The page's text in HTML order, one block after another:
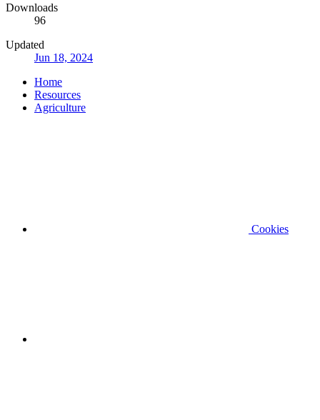
Downloads
96
Updated
Jun 18, 2024
Home
Resources
Agriculture
Cookies